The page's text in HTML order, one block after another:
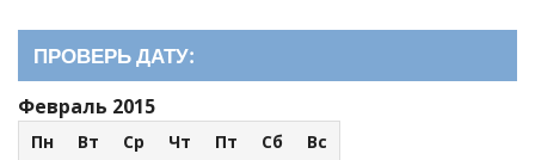
ПРОВЕРЬ ДАТУ:
Февраль 2015
Пн Вт Ср Чт Пт Сб
Вс